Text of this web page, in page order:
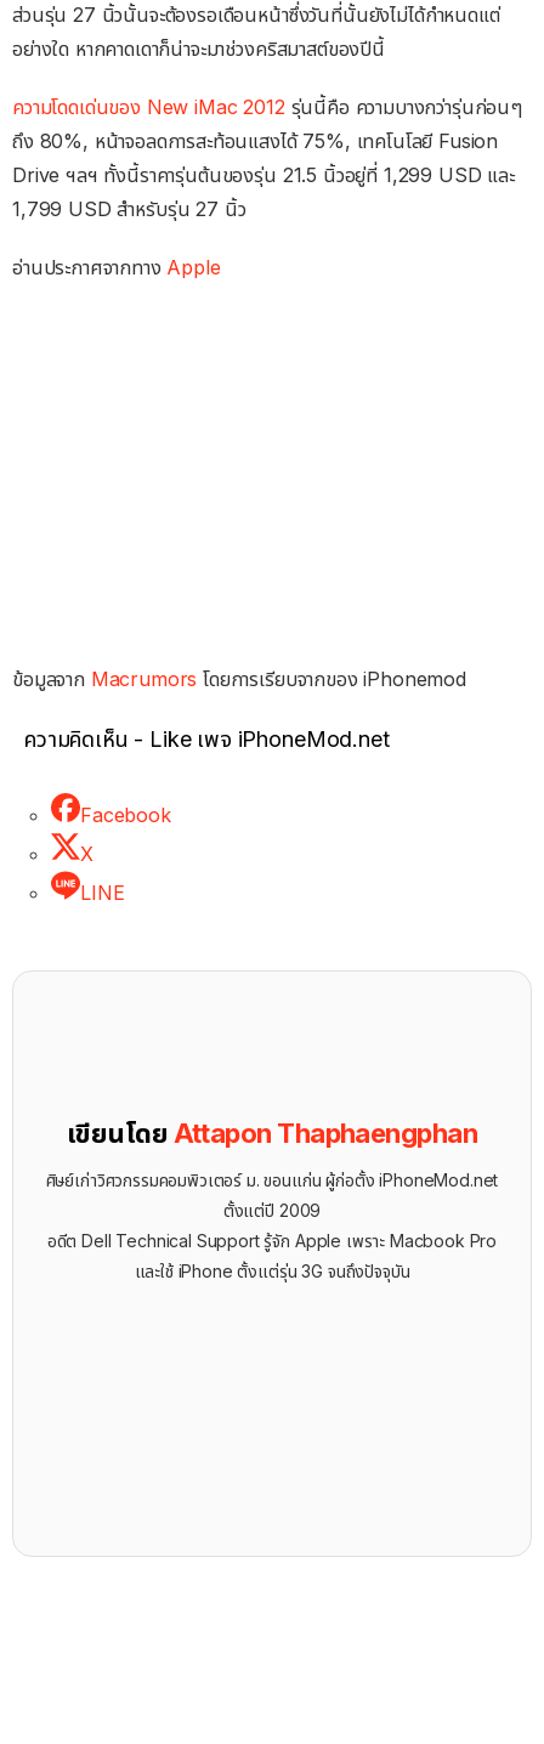
ส่วนรุ่น 27 นิ้วนั้นจะต้องรอเดือนหน้าซึ่งวันที่นั้นยังไม่ได้กำหนดแต่
อย่างใด หากคาดเดาก็น่าจะมาช่วงคริสมาสต์ของปีนี้
ความโดดเด่นของ New iMac 2012 รุ่นนี้คือ ความบางกว่ารุ่นก่อนๆ
ถึง 80%, หน้าจอลดการสะท้อนแสงได้ 75%, เทคโนโลยี Fusion
Drive ฯลฯ ทั้งนี้ราคารุ่นต้นของรุ่น 21.5 นิ้วอยู่ที่ 1,299 USD และ
1,799 USD สำหรับรุ่น 27 นิ้ว
อ่านประกาศจากทาง Apple
ข้อมูลจาก Macrumors โดยการเรียบจากของ iPhonemod
ความคิดเห็น - Like เพจ iPhoneMod.net
Facebook
X
LINE
เขียนโดย Attapon Thaphaengphan
ศิษย์เก่าวิศวกรรมคอมพิวเตอร์ ม. ขอนแก่น ผู้ก่อตั้ง iPhoneMod.net
ตั้งแต่ปี 2009
อดีต Dell Technical Support รู้จัก ​Apple เพราะ Macbook Pro
และใช้ iPhone ตั้งแต่รุ่น 3G จนถึงปัจจุบัน